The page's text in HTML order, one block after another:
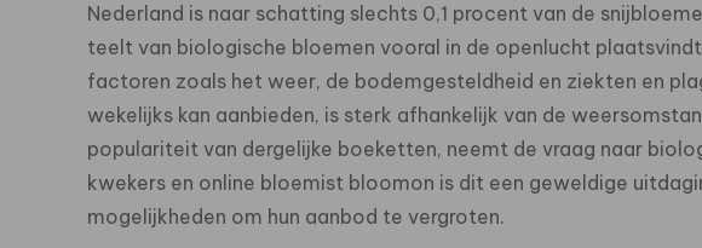
Nederland is naar schatting slechts 0,1 procent van de
teelt van biologische bloemen vooral in de openlucht
factoren zoals het weer, de bodemgesteldheid en ziekten en
wekelijks kan aanbieden, is sterk afhankelijk van de
populariteit van dergelijke boeketten, neemt de vraag naar
kwekers en online bloemist bloomon is dit een geweldige
mogelijkheden om hun aanbod te vergroten.